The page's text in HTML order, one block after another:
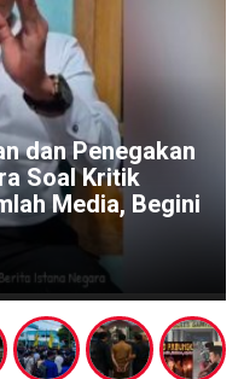
dan Penegakan
Soal Kritik
Media, Begini